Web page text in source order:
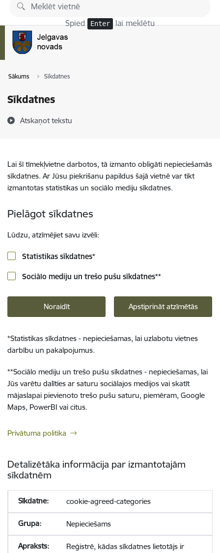
Pāriet uz lapas saturu
Spied Enter lai meklētu
Sākums Sīkdatnes
Sīkdatnes
Atskaņot tekstu
Lai šī tīmekļvietne darbotos, tā izmanto obligāti nepieciešamās
sīkdatnes. Ar Jūsu piekrišanu papildus šajā vietnē var tikt
izmantotas statistikas un sociālo mediju sīkdatnes.
Pielāgot sīkdatnes
Lūdzu, atzīmējiet savu izvēli:
Statistikas sīkdatnes*
Sociālo mediju un trešo pušu sīkdatnes**
Noraidīt Apstiprināt atzīmētās
*Statistikas sīkdatnes - nepieciešamas, lai uzlabotu vietnes
darbību un pakalpojumus.
**Sociālo mediju un trešo pušu sīkdatnes - nepieciešamas, lai
Jūs varētu dalīties ar saturu sociālajos medijos vai skatīt
mājaslapai pievienoto trešo pušu saturu, piemēram, Google
Maps, PowerBI vai citus.
Privātuma politika
Detalizētāka informācija par izmantotajām
sīkdatnēm
cookie-agreed-categories
Nepieciešams
Reģistrē, kādas sīkdatnes lietotājs ir